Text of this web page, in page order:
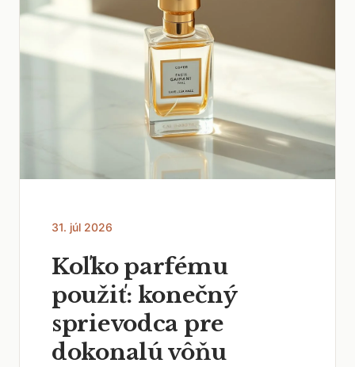
31. júl 2026
Koľko parfému
použiť: konečný
sprievodca pre
dokonalú vôňu